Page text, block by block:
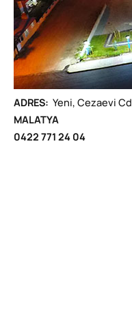
ADRES: Yeni, Cezaevi
MALATYA
0422 771 24 04